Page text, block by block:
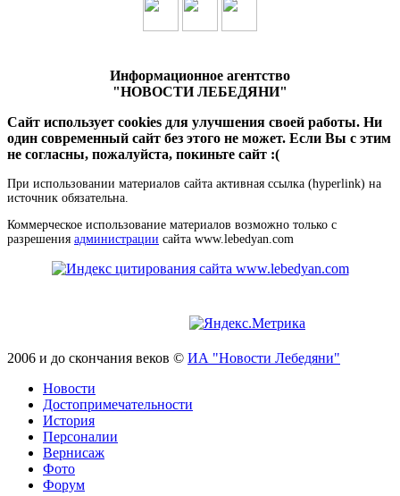
Информационное агентство
"НОВОСТИ ЛЕБЕДЯНИ"
Сайт использует cookies для улучшения своей работы. Ни
один современный сайт без этого не может. Если Вы с этим
не согласны, пожалуйста, покиньте сайт :(
При использовании материалов сайта активная ссылка (hyperlink) на
источник обязательна.
Коммерческое использование материалов возможно только с
разрешения администрации сайта www.lebedyan.com
2006 и до скончания веков © ИА "Новости Лебедяни"
Новости
Достопримечательности
История
Персоналии
Вернисаж
Фото
Форум